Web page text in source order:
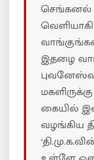
செங்கனல்
இதழை
கையில்
வழங்கிய